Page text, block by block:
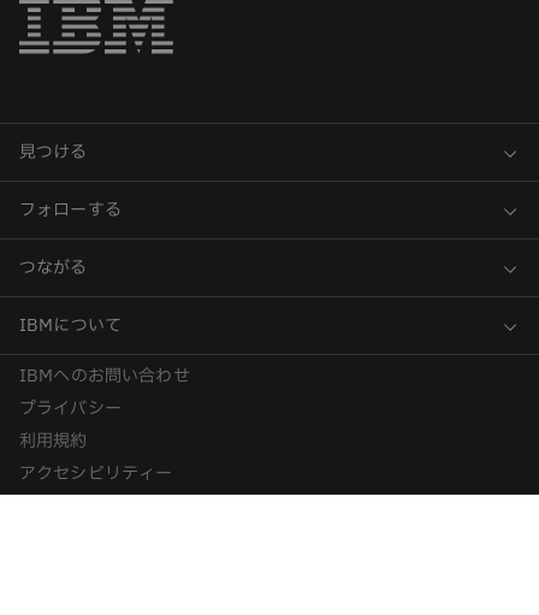
IBMへのお問い合わせ
プライバシー
利用規約
アクセシビリティー